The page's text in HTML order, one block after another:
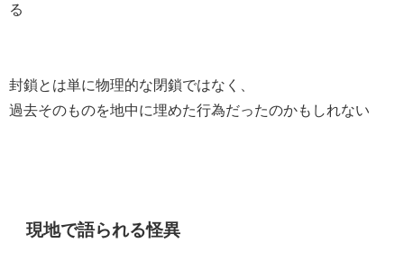
る
封鎖とは単に物理的な閉鎖ではなく、
過去そのものを地中に埋めた行為だったのかもしれない
現地で語られる怪異